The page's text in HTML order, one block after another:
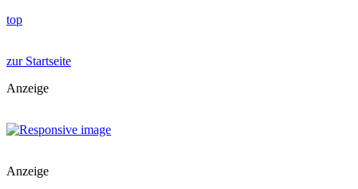
top
zur Startseite
Anzeige
Anzeige